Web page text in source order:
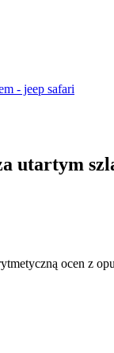
- jeep safari
utartym
ocen z